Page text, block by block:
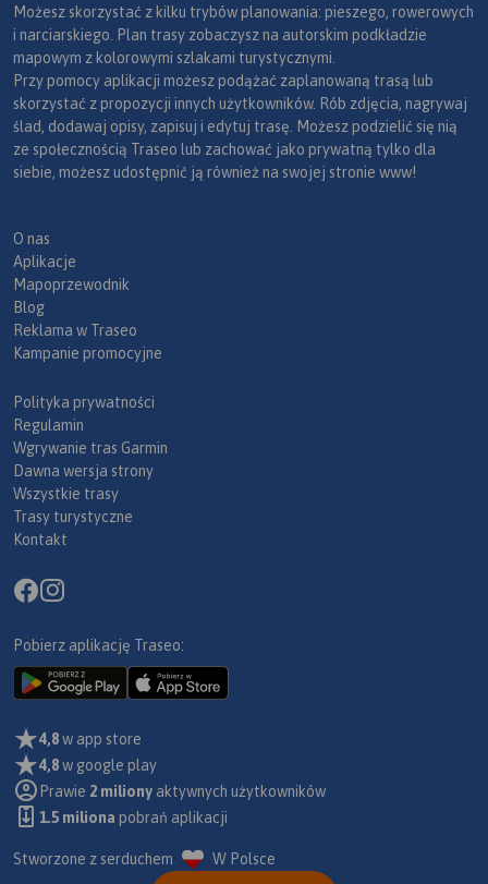
Możesz skorzystać z kilku trybów planowania: pieszego, rowerowych
i narciarskiego. Plan trasy zobaczysz na autorskim podkładzie
mapowym z kolorowymi szlakami turystycznymi.
Przy pomocy aplikacji możesz podążać zaplanowaną trasą lub
skorzystać z propozycji innych użytkowników. Rób zdjęcia, nagrywaj
ślad, dodawaj opisy, zapisuj i edytuj trasę. Możesz podzielić się nią
ze społecznością Traseo lub zachować jako prywatną tylko dla
siebie, możesz udostępnić ją również na swojej stronie www!
O nas
Aplikacje
Mapoprzewodnik
Blog
Reklama w Traseo
Kampanie promocyjne
Polityka prywatności
Regulamin
Wgrywanie tras Garmin
Dawna wersja strony
Wszystkie trasy
Trasy turystyczne
Kontakt
Pobierz aplikację Traseo:
4,8w app store
4,8w google play
Prawie 2 miliony aktywnych użytkowników
1.5 miliona pobrań aplikacji
Stworzone z serduchem W Polsce